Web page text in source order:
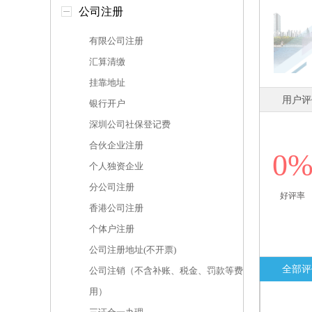
公司注册
有限公司注册
汇算清缴
挂靠地址
银行开户
深圳公司社保登记费
合伙企业注册
个人独资企业
分公司注册
香港公司注册
个体户注册
公司注册地址(不开票)
公司注销（不含补账、税金、罚款等费
用）
用户
好评率
全部